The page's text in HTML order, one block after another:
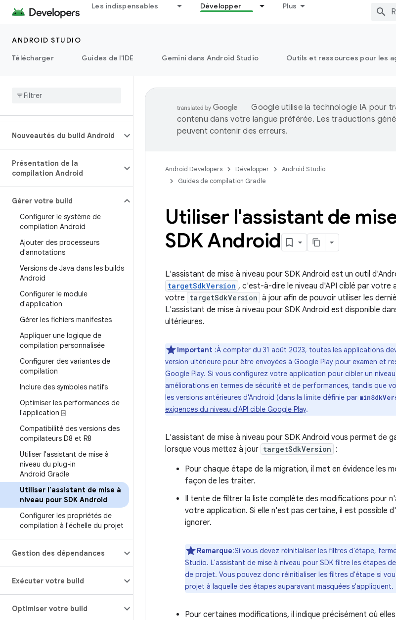
Les indispensables Développer Plus
ANDROID STUDIO
Télécharger
Guides de l'IDE Gemini dans Android Studio Outils et ressources pour les
Nouveautés du build Android
Présentation de la
compilation Android
Gérer votre build
Configurer le système de
compilation Android
Ajouter des processeurs
d'annotations
Versions de Java dans les builds
Android
Configurer le module
d'application
Gérer les fichiers manifestes
Appliquer une logique de
compilation personnalisée
Configurer des variantes de
compilation
Inclure des symboles natifs
Optimiser les performances de
l'application ⍈
Compatibilité des versions des
compilateurs D8 et R8
Utiliser l'assistant de mise à
niveau du plug-in
Android Gradle
Utiliser l'assistant de mise à
niveau pour SDK Android
Configurer les propriétés de
compilation à l'échelle du projet
Gestion des dépendances
Exécuter votre build
Optimiser votre build
Google utilise la technologie IA pour
contenu dans votre langue préférée. Les traductions
peuvent contenir des erreurs.
Android Developers Développer
Android Studio
Guides de compilation Gradle
Utiliser l'assistant de
SDK Android
L'assistant de mise à niveau pour SDK Android est un outil
targetSdkVersion , c'est-à-dire le niveau d'API ciblé par
votre targetSdkVersion à jour afin de pouvoir utiliser les
L'assistant de mise à niveau pour SDK Android est disponible
ultérieures.
Important :À compter du 31 août 2023, toutes les applications
version ultérieure pour être envoyées à Google Play pour examen et
Google Play. Si vous configurez votre application pour cibler un
améliorations en termes de sécurité et de performances, tandis que
les versions antérieures d'Android (dans la limite définie par
exigences du niveau d'API cible Google Play.
L'assistant de mise à niveau pour SDK Android vous permet de
lorsque vous mettez à jour targetSdkVersion :
Pour chaque étape de la migration, il met en évidence les
façon de les traiter.
Il tente de filtrer la liste complète des modifications pour
votre application. Si elle n'est pas certaine, il est possible
ignorer.
Remarque:Si vous devez réinitialiser les filtres d'étape,
Studio. L'assistant de mise à niveau pour SDK filtre les étapes
de projet. Vous pouvez donc réinitialiser les filtres d'étape si
projet à laquelle des étapes auparavant masquées s'appliquent.
Pour certaines modifications, il indique précisément où